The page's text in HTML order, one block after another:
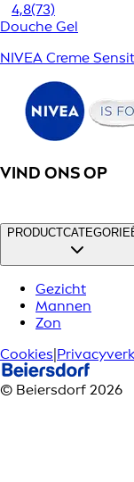
4,8(73)
Douche Gel
NIVEA Creme
VIND ONS OP
Gezicht
Mannen
Zon
Cookies|
© Beiersdorf 2026